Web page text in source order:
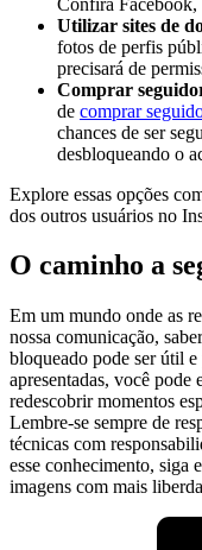
Utilizar sites de
fotos de‍ perfis
precisará de
Comprar
de comprar
chances de ser
desbloqueando o
Explore⁤ essas ⁣opções
⁢dos⁣ outros usuários no
O ‌caminho a
Em um mundo onde as
nossa comunicação,
⁢bloqueado pode​ ser útil
apresentadas, ‌você
redescobrir⁤ momentos
Lembre-se⁣ sempre de
técnicas com
esse ‌conhecimento, siga
imagens com mais